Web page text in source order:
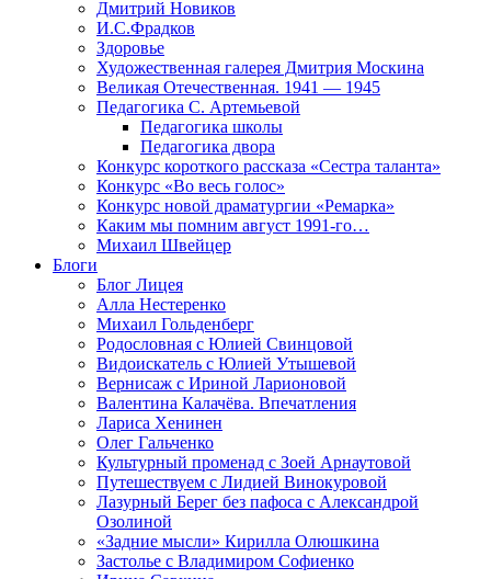
Дмитрий Новиков
И.С.Фрадков
Здоровье
Художественная галерея Дмитрия Москина
Великая Отечественная. 1941 — 1945
Педагогика С. Артемьевой
Педагогика школы
Педагогика двора
Конкурс короткого рассказа «Сестра таланта»
Конкурс «Во весь голос»
Конкурс новой драматургии «Ремарка»
Каким мы помним август 1991-го…
Михаил Швейцер
Блоги
Блог Лицея
Алла Нестеренко
Михаил Гольденберг
Родословная с Юлией Свинцовой
Видоискатель с Юлией Утышевой
Вернисаж с Ириной Ларионовой
Валентина Калачёва. Впечатления
Лариса Хенинен
Олег Гальченко
Культурный променад с Зоей Арнаутовой
Путешествуем с Лидией Винокуровой
Лазурный Берег без пафоса с Александрой
Озолиной
«Задние мысли» Кирилла Олюшкина
Застолье с Владимиром Софиенко